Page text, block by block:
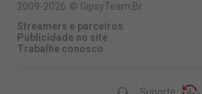
2009-2026 © GipsyTeam.Br
Streamers e parceiros
Publicidade no site
Trabalhe conosco